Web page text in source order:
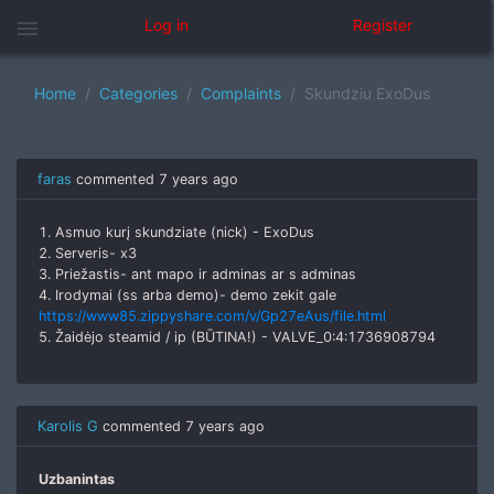
menu Log in Register
Home Categories Complaints Skundziu ExoDus
faras commented 7 years ago
1. Asmuo kurį skundziate (nick) - ExoDus
2. Serveris- x3
3. Priežastis- ant mapo ir adminas ar s adminas
4. Irodymai (ss arba demo)- demo zekit gale
https://www85.zippyshare.com/v/Gp27eAus/file.html
5. Žaidėjo steamid / ip (BŪTINA!) - VALVE_0:4:1736908794
Karolis G commented 7 years ago
Uzbanintas